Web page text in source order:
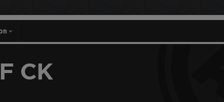
CK